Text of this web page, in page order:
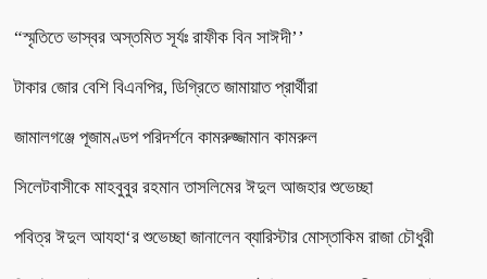
“স্মৃতিতে ভাস্বর অস্তমিত সূর্যঃ রাফীক বিন সাঈদী’’
টাকার জোর বেশি বিএনপির, ডিগ্রিতে জামায়াত প্রার্থীরা
জামালগঞ্জে পূজামণ্ডপ পরিদর্শনে কামরুজ্জামান কামরুল
সিলেটবাসীকে মাহবুবুর রহমান তাসলিমের ঈদুল আজহার শুভেচ্ছা
পবিত্র ঈদুল আযহা‘র শুভেচ্ছা জানালেন ব্যারিস্টার মোস্তাকিম রাজা চৌধুরী